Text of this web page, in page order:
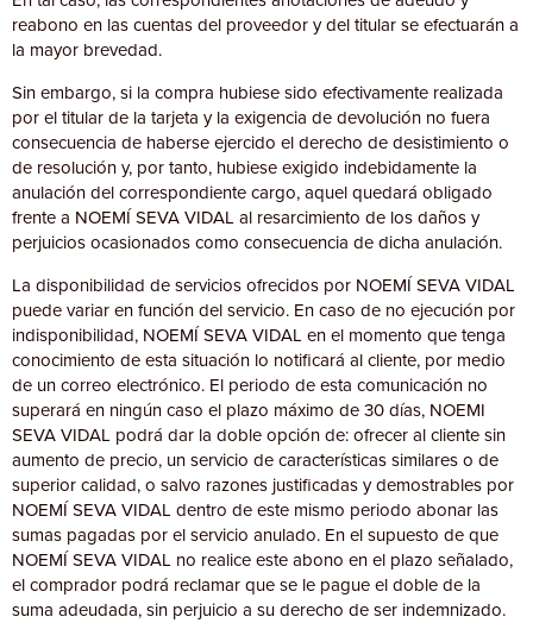
reabono en las cuentas del proveedor y del titular se efectuarán a
la mayor brevedad.
Sin embargo, si la compra hubiese sido efectivamente realizada
por el titular de la tarjeta y la exigencia de devolución no fuera
consecuencia de haberse ejercido el derecho de desistimiento o
de resolución y, por tanto, hubiese exigido indebidamente la
anulación del correspondiente cargo, aquel quedará obligado
frente a NOEMÍ SEVA VIDAL al resarcimiento de los daños y
perjuicios ocasionados como consecuencia de dicha anulación.
La disponibilidad de servicios ofrecidos por NOEMÍ SEVA VIDAL
puede variar en función del servicio. En caso de no ejecución por
indisponibilidad, NOEMÍ SEVA VIDAL en el momento que tenga
conocimiento de esta situación lo notificará al cliente, por medio
de un correo electrónico. El periodo de esta comunicación no
superará en ningún caso el plazo máximo de 30 días, NOEMI
SEVA VIDAL podrá dar la doble opción de: ofrecer al cliente sin
aumento de precio, un servicio de características similares o de
superior calidad, o salvo razones justificadas y demostrables por
NOEMÍ SEVA VIDAL dentro de este mismo periodo abonar las
sumas pagadas por el servicio anulado. En el supuesto de que
NOEMÍ SEVA VIDAL no realice este abono en el plazo señalado,
el comprador podrá reclamar que se le pague el doble de la
suma adeudada, sin perjuicio a su derecho de ser indemnizado.